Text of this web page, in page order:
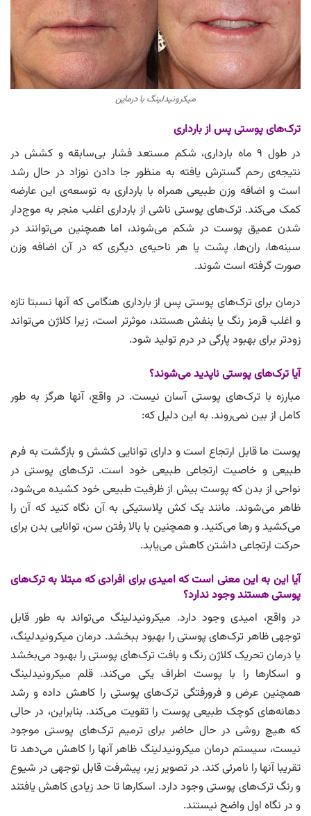
میکرونیدلینگ با درماپن
ترک‌های پوستی پس از بارداری
در طول ۹ ماه بارداری، شکم مستعد فشار بی‌سابقه و کشش در
نتیجه‌ی رحم گسترش یافته به منظور جا دادن نوزاد در حال رشد
است و اضافه وزن طبیعی همراه با بارداری به توسعه‌ی این عارضه
کمک می‌کند. ترک‌های پوستی ناشی از بارداری اغلب منجر به موج‌دار
شدن عمیق پوست در شکم می‌شوند، اما همچنین می‌توانند در
سینه‌ها، ران‌ها، پشت یا هر ناحیه‌ی دیگری که در آن اضافه وزن
صورت گرفته است شوند.
درمان برای ترک‌های پوستی پس از بارداری هنگامی که آنها نسبتا تازه
و اغلب قرمز رنگ یا بنفش هستند، موثرتر است، زیرا کلاژن می‌تواند
زودتر برای بهبود پارگی در درم تولید شود.
آیا ترک‌های پوستی ناپدید می‌شوند؟
مبارزه با ترک‌های پوستی آسان نیست. در واقع، آنها هرگز به طور
کامل از بین نمی‌روند. به این دلیل که:
پوست ما قابل ارتجاع است و دارای توانایی کشش و بازگشت به فرم
طبیعی و خاصیت ارتجاعی طبیعی خود است. ترک‌های پوستی در
نواحی از بدن که پوست بیش از ظرفیت طبیعی خود کشیده می‌شود،
ظاهر می‌شوند. مانند یک کش پلاستیکی به آن نگاه کنید که آن را
می‌کشید و رها می‌کنید. و همچنین با بالا رفتن سن، توانایی بدن برای
حرکت ارتجاعی داشتن کاهش می‌یابد.
آیا این به این معنی است که امیدی برای افرادی که مبتلا به ترک‌های
پوستی هستند وجود ندارد؟
در واقع، امیدی وجود دارد. میکرونیدلینگ می‌تواند به طور قابل
توجهی ظاهر ترک‌های پوستی را بهبود ببخشد. درمان میکرونیدلینگ،
یا درمان تحریک کلاژن رنگ و بافت ترک‌های پوستی را بهبود می‌بخشد
و اسکارها را با پوست اطراف یکی می‌کند. قلم میکرونیدلینگ
همچنین عرض و فرورفتگی ترک‌های پوستی را کاهش داده و رشد
دهانه‌های کوچک طبیعی پوست را تقویت می‌کند. بنابراین، در حالی
که هیچ روشی در حال حاضر برای ترمیم ترک‌های پوستی موجود
نیست، سیستم درمان میکرونیدلینگ ظاهر آنها را کاهش می‌دهد تا
تقریبا آنها را نامرئی کند. در تصویر زیر، پیشرفت قابل توجهی در شیوع
و رنگ ترک‌های پوستی وجود دارد. اسکارها تا حد زیادی کاهش یافتند
و در نگاه اول واضح نیستند.